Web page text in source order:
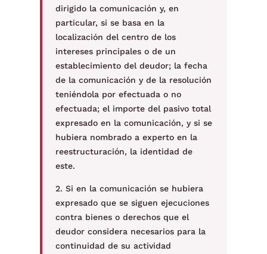
dirigido la comunicación y, en
particular, si se basa en la
localización del centro de los
intereses principales o de un
establecimiento del deudor; la fecha
de la comunicación y de la resolución
teniéndola por efectuada o no
efectuada; el importe del pasivo total
expresado en la comunicación, y si se
hubiera nombrado a experto en la
reestructuración, la identidad de
este.
2. Si en la comunicación se hubiera
expresado que se siguen ejecuciones
contra bienes o derechos que el
deudor considera necesarios para la
continuidad de su actividad